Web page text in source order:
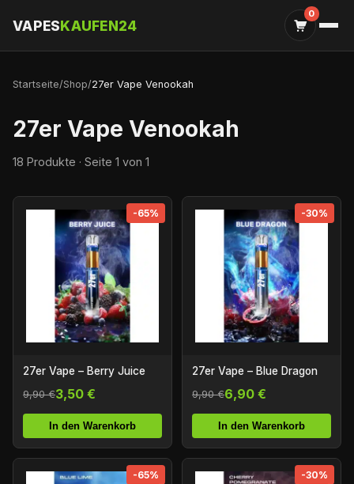
VAPESKAUFEN24
0
Startseite/Shop/27er Vape Venookah
27er Vape Venookah
18 Produkte · Seite 1 von 1
-65%
27er Vape – Berry Juice
9,90 €3,50 €
In den Warenkorb
-30%
27er Vape – Blue Dragon
9,90 €6,90 €
In den Warenkorb
-65% -30%